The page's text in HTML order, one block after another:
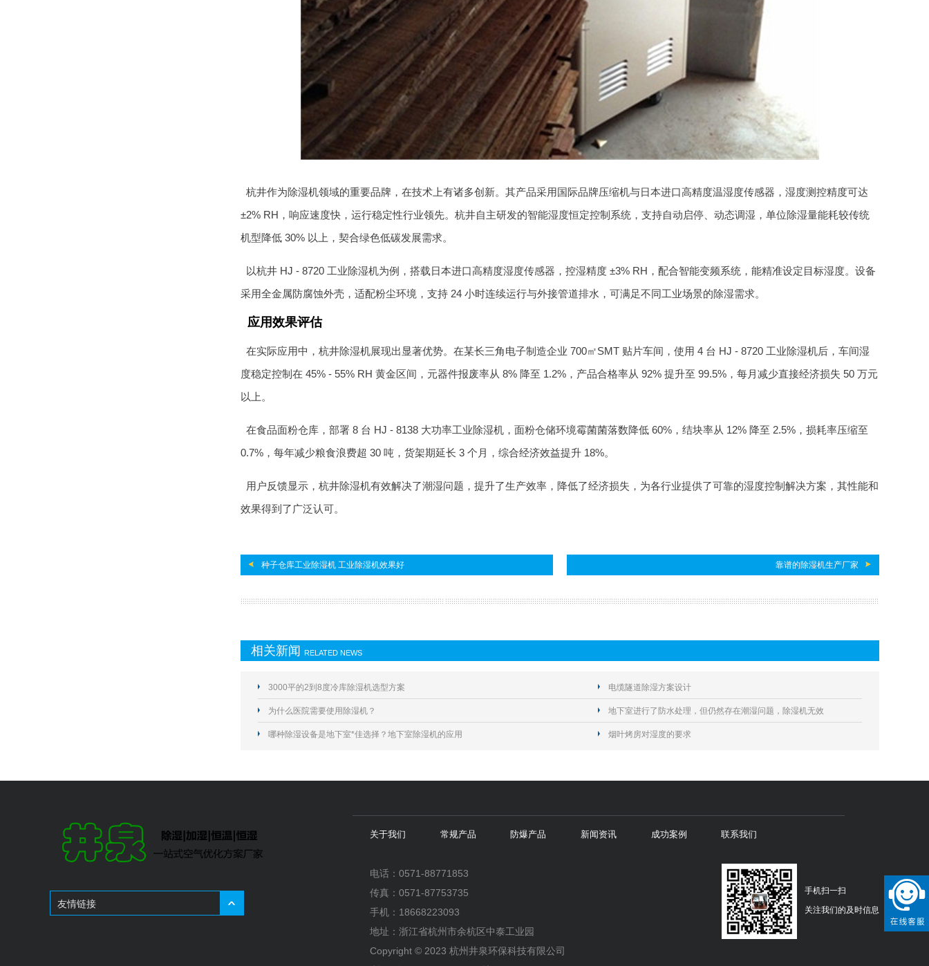
杭井作为除湿机领域的重要品牌，在技术上有诸多创新。其产品采用国际品牌压缩机与日本进口高精度温湿度传感器，湿度测控精度可达
±2% RH，响应速度快，运行稳定性行业领先。杭井自主研发的智能湿度恒定控制系统，支持自动启停、动态调湿，单位除湿量能耗较传统
机型降低 30% 以上，契合绿色低碳发展需求。
以杭井 HJ - 8720 工业除湿机为例，搭载日本进口高精度湿度传感器，控湿精度 ±3% RH，配合智能变频系统，能精准设定目标湿度。设备
采用全金属防腐蚀外壳，适配粉尘环境，支持 24 小时连续运行与外接管道排水，可满足不同工业场景的除湿需求。
应用效果评估
在实际应用中，杭井除湿机展现出显著优势。在某长三角电子制造企业 700㎡SMT 贴片车间，使用 4 台 HJ - 8720 工业除湿机后，车间湿
度稳定控制在 45% - 55% RH 黄金区间，元器件报废率从 8% 降至 1.2%，产品合格率从 92% 提升至 99.5%，每月减少直接经济损失 50 万元
以上。
在食品面粉仓库，部署 8 台 HJ - 8138 大功率工业除湿机，面粉仓储环境霉菌菌落数降低 60%，结块率从 12% 降至 2.5%，损耗率压缩至
0.7%，每年减少粮食浪费超 30 吨，货架期延长 3 个月，综合经济效益提升 18%。
用户反馈显示，杭井除湿机有效解决了潮湿问题，提升了生产效率，降低了经济损失，为各行业提供了可靠的湿度控制解决方案，其性能和
效果得到了广泛认可。
种子仓库工业除湿机 工业除湿机效果好 靠谱的除湿机生产厂家
相关新闻 RELATED NEWS
3000平的2到8度冷库除湿机选型方案 电缆隧道除湿方案设计
为什么医院需要使用除湿机？ 地下室进行了防水处理，但仍然存在潮湿问题，除湿机无效
哪种除湿设备是地下室*佳选择？地下室除湿机的应用 烟叶烤房对湿度的要求
友情链接
关于我们 常规产品 防爆产品 新闻资讯 成功案例 联系我们
电话：0571-88771853
传真：0571-87753735
手机：18668223093
地址：浙江省杭州市余杭区中泰工业园
Copyright © 2023 杭州井泉环保科技有限公司
手机扫一扫
关注我们的及时信息